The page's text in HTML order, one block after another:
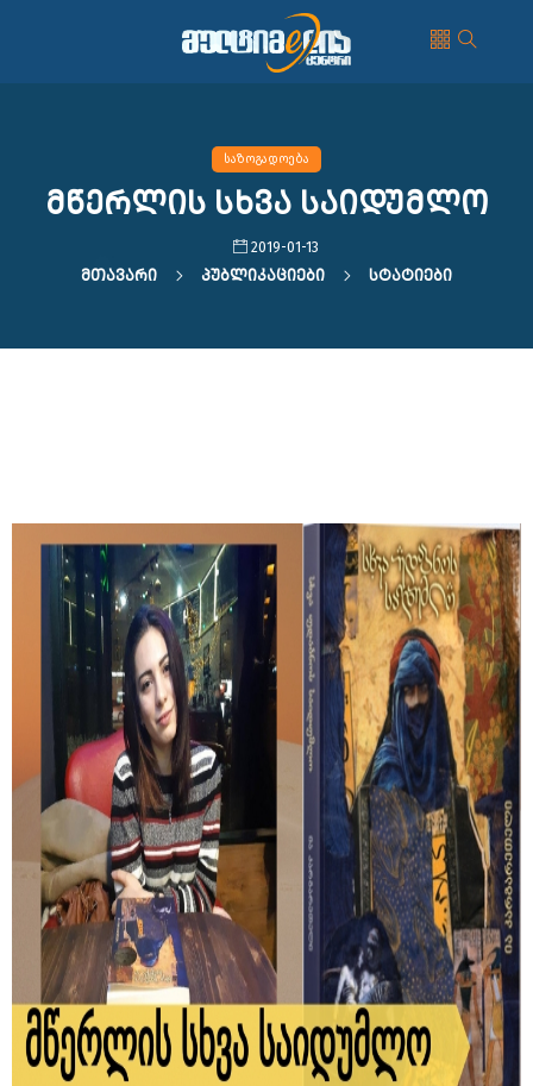
საზოგადოება
მწერლის სხვა საიდუმლო
2019-01-13
Მთავარი Პუბლიკაციები Სტატიები